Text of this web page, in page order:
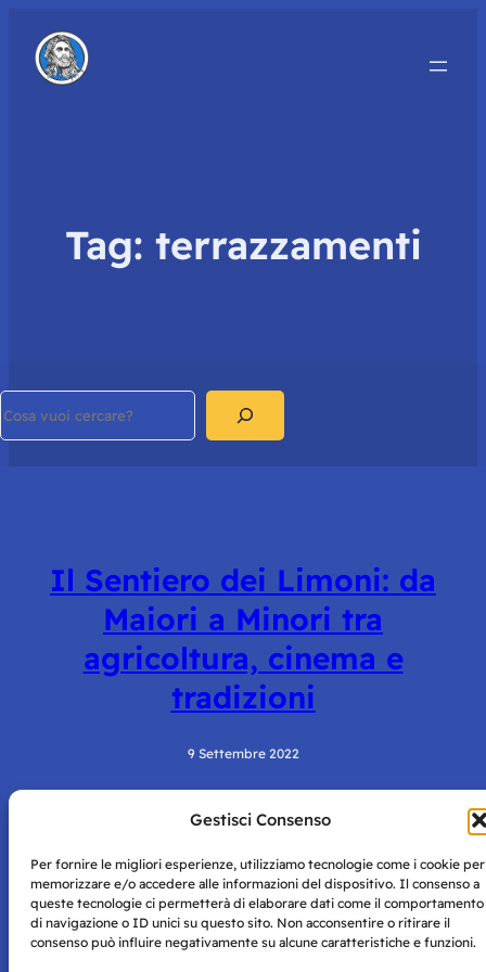
Gestisci Consenso
Per fornire le migliori esperienze, utilizziamo tecnologie come i cookie per
memorizzare e/o accedere alle informazioni del dispositivo. Il consenso a
queste tecnologie ci permetterà di elaborare dati come il comportamento
di navigazione o ID unici su questo sito. Non acconsentire o ritirare il
consenso può influire negativamente su alcune caratteristiche e funzioni.
Tag: terrazzamenti
Il Sentiero dei Limoni: da
Maiori a Minori tra
agricoltura, cinema e
tradizioni
9 Settembre 2022